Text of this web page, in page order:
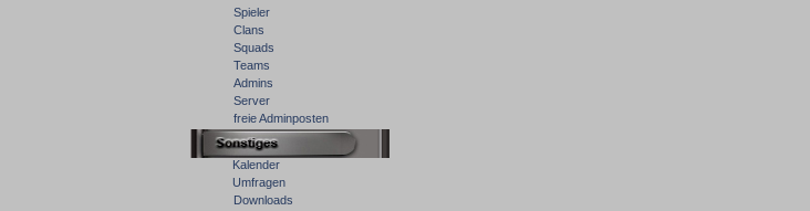
Spieler
Clans
Squads
Teams
Admins
Server
freie Adminposten
Kalender
Umfragen
Downloads